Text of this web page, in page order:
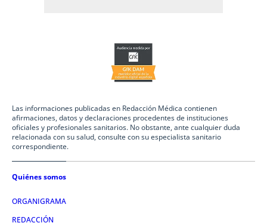
Las informaciones publicadas en Redacción Médica contienen
afirmaciones, datos y declaraciones procedentes de instituciones
oficiales y profesionales sanitarios. No obstante, ante cualquier duda
relacionada con su salud, consulte con su especialista sanitario
correspondiente.
Quiénes somos
ORGANIGRAMA
REDACCIÓN